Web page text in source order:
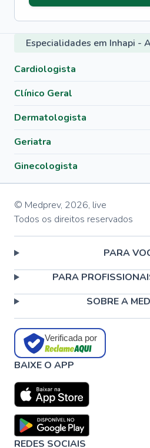
Especialidades em Inhapi -
Cardiologista
Clínico Geral
Dermatologista
Geriatra
Ginecologista
© Medprev, 2026, live
Todos os direitos reservados
PARA
PARA
SOBRE A
Verificada por
BAIXE O APP
REDES SOCIAIS